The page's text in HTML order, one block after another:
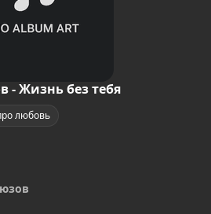
- Жизнь без тебя
любовь